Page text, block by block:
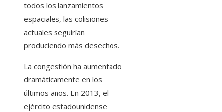
todos los lanzamientos
espaciales, las colisiones
actuales seguirían
produciendo más desechos.
La congestión ha aumentado
dramáticamente en los
últimos años. En 2013, el
ejército estadounidense